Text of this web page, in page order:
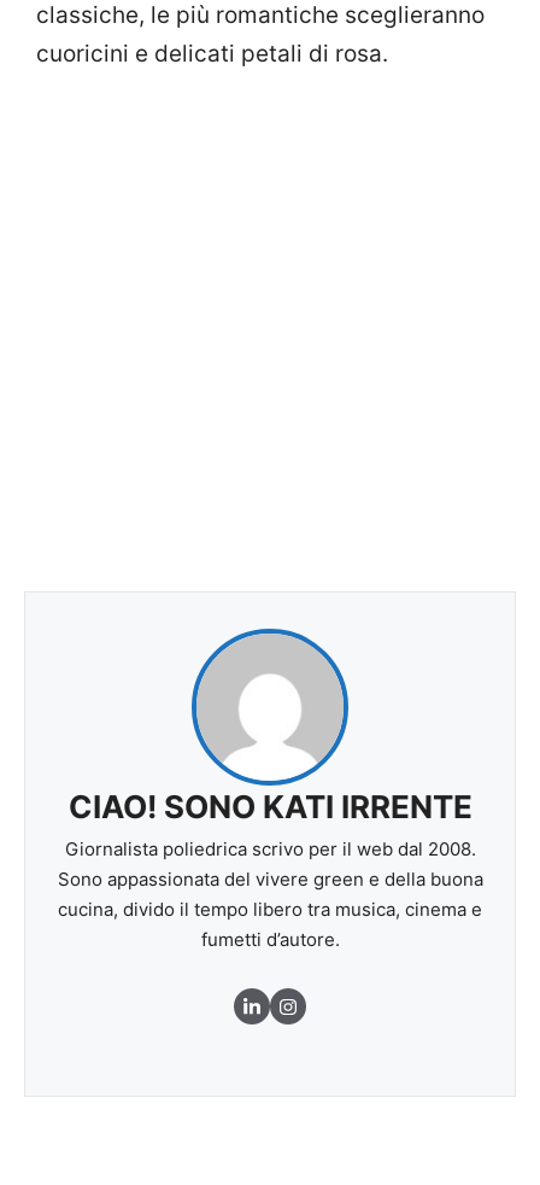
classiche, le più romantiche sceglieranno
cuoricini e delicati petali di rosa.
CIAO! SONO KATI IRRENTE
Giornalista poliedrica scrivo per il web dal 2008.
Sono appassionata del vivere green e della buona
cucina, divido il tempo libero tra musica, cinema e
fumetti d’autore.